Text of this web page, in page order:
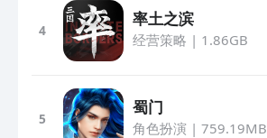
4
率土之滨
经营策略 | 1.86GB
5
蜀门
角色扮演 | 759.19MB